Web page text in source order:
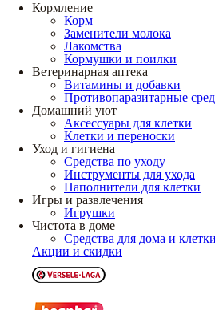
Кормление
Корм
Заменители молока
Лакомства
Кормушки и поилки
Ветеринарная аптека
Витамины и добавки
Противопаразитарные
Домашний уют
Аксессуары для клетки
Клетки и переноски
Уход и гигиена
Средства по уходу
Инструменты для ухода
Наполнители для клетки
Игры и развлечения
Игрушки
Чистота в доме
Средства для дома и клетки
Акции и скидки